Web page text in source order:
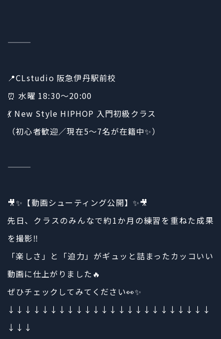
⸻
📍CLstudio 阪急伊丹駅前校
⏰ 水曜 18:30〜20:00
💃 New Style HIPHOP 入門初級クラス
（初心者歓迎／現在5〜7名が在籍中✨）
⸻
🎥✨【動画シューティング公開】✨🎥
先日、クラスのみんなで約1か月の練習を重ねた成果
を撮影‼️
「楽しさ」と「迫力」がギュッと詰まったカッコいい
動画に仕上がりました🔥
ぜひチェックしてみてください👀✨
↓↓↓↓↓↓↓↓↓↓↓↓↓↓↓↓↓↓↓↓↓↓↓↓
↓↓↓